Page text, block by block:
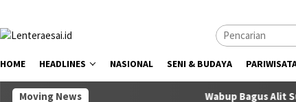
HOME HEADLINES NASIONAL SENI & BUDAYA
Moving News Wabup Bagus Alit Sucipta